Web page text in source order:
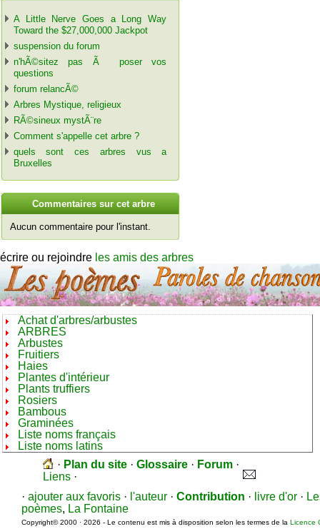
A Little Nerve Goes a Long Way
Toward the $27,000,000 Jackpot
suspension du forum
n'hÃ©sitez pas Ã poser vos
questions
forum relancÃ©
Arbres Mystique, religieux
RÃ©sineux mystÃ¨re
Comment s'appelle cet arbre ?
quels sont ces arbres vus a
Bruxelles
Commentaires sur cet arbre
Aucun commentaire pour l'instant.
écrire ou rejoindre les amis des arbres
Achat d'arbres/arbustes
ARBRES
Arbustes
Fruitiers
Haies
Plantes d'intérieur
Plants truffiers
Rosiers
Bambous
Graminées
Liste noms français
Liste noms latins
· Plan du site · Glossaire · Forum ·
Liens ·
· ajouter aux favoris · l'auteur · Contribution · livre d'or ·
poèmes, La Fontaine
Copyright© 2000 · 2026 - Le contenu est mis à disposition selon les termes de la Licence